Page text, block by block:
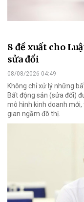
8 đề xuất cho
sửa đổi
08/08/2026 04:49
Không chỉ xử lý những
Bất động sản (sửa đổi)
mô hình kinh doanh
gian ngầm đô thị.